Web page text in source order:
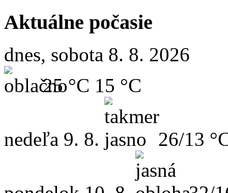
Aktuálne počasie
dnes, sobota 8. 8. 2026
25 °C 15 °C
nedeľa 9. 8. 26/13